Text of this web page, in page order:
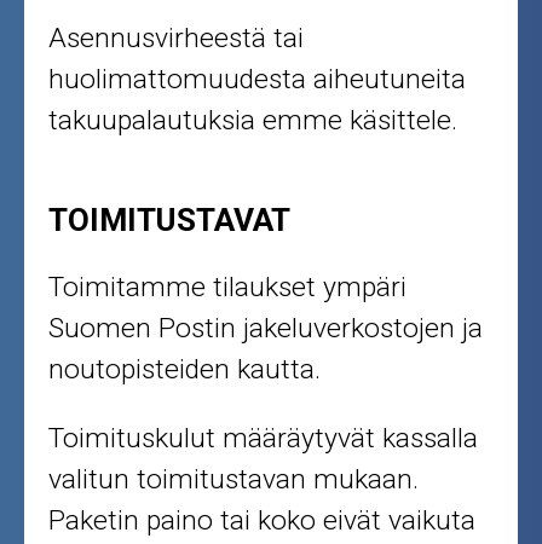
Asennusvirheestä tai
huolimattomuudesta aiheutuneita
takuupalautuksia emme käsittele.
TOIMITUSTAVAT
Toimitamme tilaukset ympäri
Suomen Postin jakeluverkostojen ja
noutopisteiden kautta.
Toimituskulut määräytyvät kassalla
valitun toimitustavan mukaan.
Paketin paino tai koko eivät vaikuta